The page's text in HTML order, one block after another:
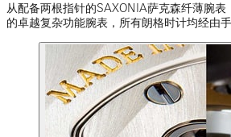
从配备两根指针的SAXONIA萨克森纤薄腕
的卓越复杂功能腕表，所有朗格时计均经由手